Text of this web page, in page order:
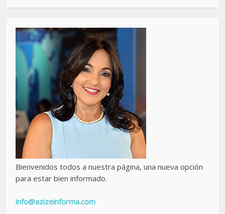
Bienvenidos todos a nuestra página, una nueva opción
para estar bien informado.
info@azizeinforma.com